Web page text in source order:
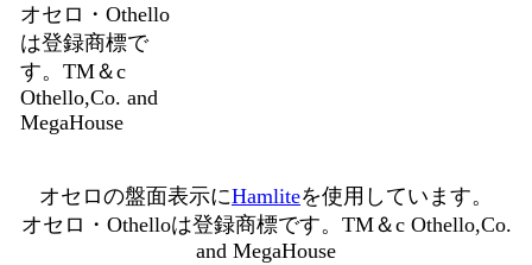
オセロ・Othello
は登録商標で
す。TM＆c
Othello,Co. and
MegaHouse
オセロの盤面表示にHamliteを使用しています。
オセロ・Othelloは登録商標です。TM＆c Othello,Co.
and MegaHouse